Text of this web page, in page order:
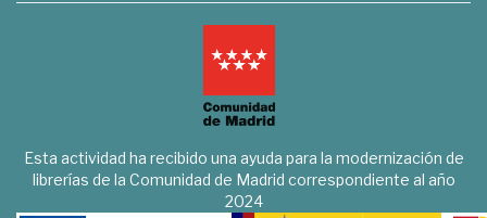
Esta actividad ha recibido una ayuda para la modernización de
librerías de la Comunidad de Madrid correspondiente al año
2024